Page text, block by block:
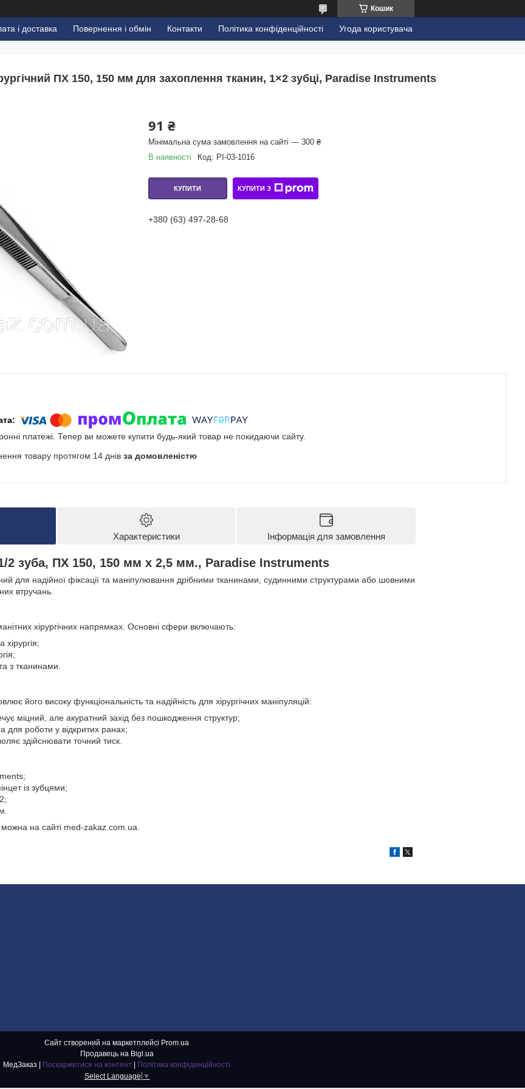
Кошик
і доставка Повернення і обмін Контакти Політика конфіденційності Угода користувача
ПХ 150, 150 мм для захоплення тканин, 1×2 зубці, Paradise Instruments
91 ₴
Мінімальна сума замовлення на сайті — 300 ₴
В наявності
Код: PI-03-1016
КУПИТИ КУПИТИ З
+380 (63) 497-28-68
платежі. Тепер ви можете купити будь-який товар не покидаючи сайту.
товару протягом 14 днів за домовленістю
Характеристики Інформація для замовлення
1/2 зуба, ПХ 150, 150 мм х 2,5 мм., Paradise Instruments
для надійної фіксації та маніпулювання дрібними тканинами, судинними структурами або шовними
втручань.
хірургічних напрямках. Основні сфери включають:
хірургія;
з тканинами.
його високу функціональність та надійність для хірургічних маніпуляцій:
міцний, але акуратний захід без пошкодження структур;
роботи у відкритих ранах;
здійснювати точний тиск.
із зубцями;
на сайті med-zakaz.com.ua.
Сайт створений на маркетплейсі Prom.ua
Продавець на Bigl.ua
Поскаржитися на контент
Політика конфіденційності
Select Language ▼